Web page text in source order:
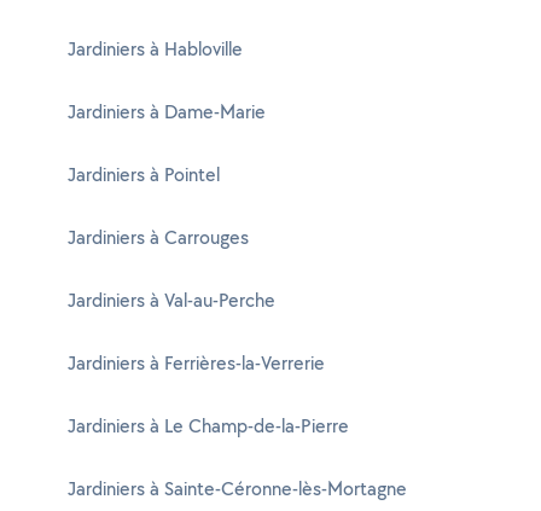
Jardiniers à Habloville
Jardiniers à Dame-Marie
Jardiniers à Pointel
Jardiniers à Carrouges
Jardiniers à Val-au-Perche
Jardiniers à Ferrières-la-Verrerie
Jardiniers à Le Champ-de-la-Pierre
Jardiniers à Sainte-Céronne-lès-Mortagne